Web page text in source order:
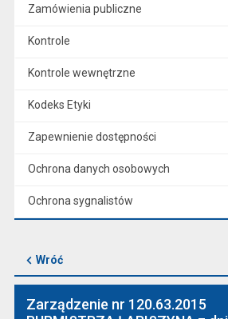
Zamówienia publiczne
Kontrole
Kontrole wewnętrzne
Kodeks Etyki
Zapewnienie dostępności
Ochrona danych osobowych
Ochrona sygnalistów
Wróć
Zarządzenie nr 120.63.2015